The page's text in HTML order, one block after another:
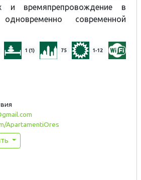
и времяпрепровождение в
современной
1 (1) 75 1-12
ApartamentiOres